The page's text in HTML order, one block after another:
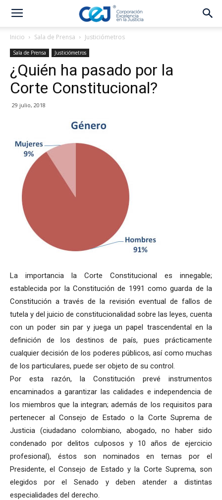
Inicio Sala de Prensa Justiciómetros
Sala de Prensa Justiciómetros
¿Quién ha pasado por la
Corte Constitucional?
29 julio, 2018
La importancia la Corte Constitucional es innegable;
establecida por la Constitución de 1991 como guarda de la
Constitución a través de la revisión eventual de fallos de
tutela y del juicio de constitucionalidad sobre las leyes, cuenta
con un poder sin par y juega un papel trascendental en la
definición de los destinos de país, pues prácticamente
cualquier decisión de los poderes públicos, así como muchas
de los particulares, puede ser objeto de su control.
Por esta razón, la Constitución prevé instrumentos
encaminados a garantizar las calidades e independencia de
los miembros que la integran; además de los requisitos para
pertenecer al Consejo de Estado o la Corte Suprema de
Justicia (ciudadano colombiano, abogado, no haber sido
condenado por delitos culposos y 10 años de ejercicio
profesional), éstos son nominados en ternas por el
Presidente, el Consejo de Estado y la Corte Suprema, son
elegidos por el Senado y deben atender a distintas
especialidades del derecho.